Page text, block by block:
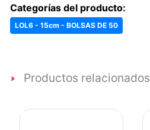
Categorías del producto:
LOL6 - 15cm - BOLSAS DE 50
Productos relacionados